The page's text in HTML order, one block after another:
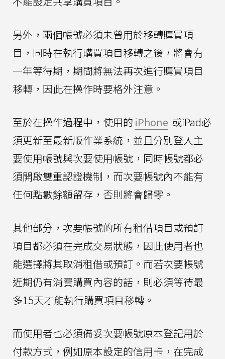
另外，兩個帳號必須未曾用於移轉購買項
目，同時在執行購買項目移轉之後，將會有
一年等待期，期間將無法再次進行購買項目
移轉，因此在操作時要格外注意。
至於在操作過程中，使用的 iPhone 或iPad必
須更新至最新版作業系統，並且分別登入主
要使用帳號與次要使用帳號，同時帳號都必
須開啟雙重認證機制，而次要帳號內不能有
任何點數餘額留存，否則將會歸零。
其他部分，次要帳號的所有租借項目或預訂
項目都必須在完成交易狀態，因此使用者也
能選擇將其取消租借或預訂。而若次要帳號
近期仍有消費購買內容的話，則必須等待最
多15天才能執行購買項目移轉。
而使用者也必須備妥次要帳號原本登記用於
付款方式，例如原本設定的信用卡，在完成